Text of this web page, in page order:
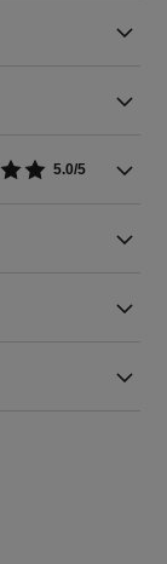
5.0/5